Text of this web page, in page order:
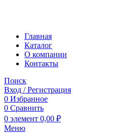
Главная
Каталог
О компании
Контакты
Поиск
Вход / Регистрация
0 Избранное
0 Сравнить
0 элемент 0,00 ₽
Меню